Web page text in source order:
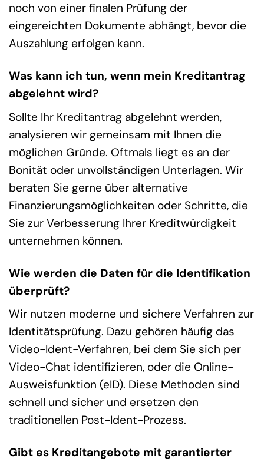
noch von einer finalen Prüfung der
eingereichten Dokumente abhängt, bevor die
Auszahlung erfolgen kann.
Was kann ich tun, wenn mein Kreditantrag
abgelehnt wird?
Sollte Ihr Kreditantrag abgelehnt werden,
analysieren wir gemeinsam mit Ihnen die
möglichen Gründe. Oftmals liegt es an der
Bonität oder unvollständigen Unterlagen. Wir
beraten Sie gerne über alternative
Finanzierungsmöglichkeiten oder Schritte, die
Sie zur Verbesserung Ihrer Kreditwürdigkeit
unternehmen können.
Wie werden die Daten für die Identifikation
überprüft?
Wir nutzen moderne und sichere Verfahren zur
Identitätsprüfung. Dazu gehören häufig das
Video-Ident-Verfahren, bei dem Sie sich per
Video-Chat identifizieren, oder die Online-
Ausweisfunktion (eID). Diese Methoden sind
schnell und sicher und ersetzen den
traditionellen Post-Ident-Prozess.
Gibt es Kreditangebote mit garantierter